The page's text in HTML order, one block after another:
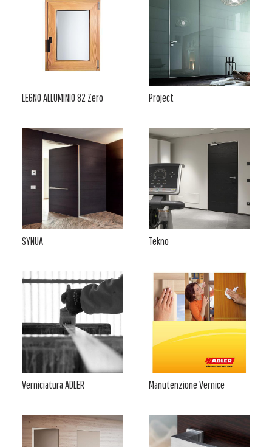
LEGNO ALLUMINIO 82 Zero Project
SYNUA Tekno
Verniciatura ADLER Manutenzione Vernice